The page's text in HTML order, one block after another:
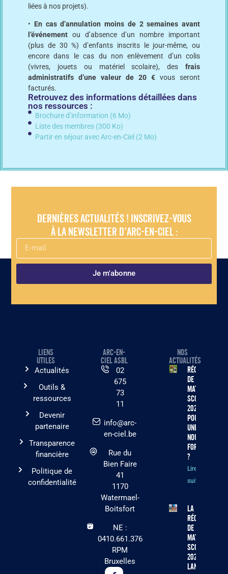
liées à nos projets).
• En cas d’annulation moins de 2 semaines avant
l’événement ou d’absence d’un nombre important
(plus de 30 %) d’enfants inscrits le jour-même, ou
encore dans le cas du non enlèvement d’un colis
(vivres, jouets ou matériel scolaire), des frais
administratifs d’une valeur de 20 € vous seront
facturés.
Retrouvez des informations détaillées dans
nos ressources :
Brochure d’information (6 Mo)
Liste des membres (300 Ko)
Partir en séjour avec Arc-en-Ciel (2 Mo)
Dernières actualités ! Inscrivez-vous
à la newsletter d’Arc-en-Ciel :
Je m'abonne
LIENS
UTILES
Actualités
Outils &
ressources
Devenir
partenaire
Transparence
financière
Politique de
confidentialité
ARC-EN-
CIEL ASBL
02
675
73
11
info@arc-
en-ciel.be
Rue du
Bien Faire
41
1170
Watermael-
Boitsfort
NE :
0410.661.376
RPM
Bruxelles
NOS
ACTUALITÉS
Récolte
de
matériel
scolaire
2026 :
pourquoi
une
nouvelle
formule
?
Lire la
suite »
La
récolte
de
matériel
scolaire
2026 est
lancée !